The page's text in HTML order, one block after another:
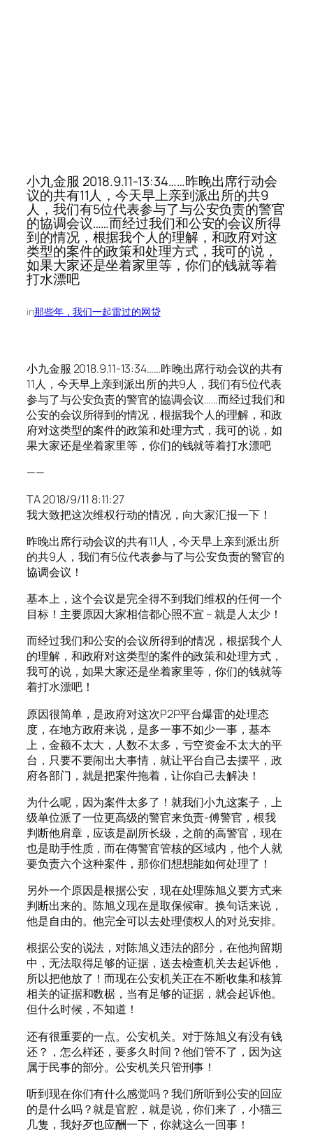
小九金服 2018.9.11-13:34……昨晚出席行动会
议的共有11人，今天早上亲到派出所的共9
人，我们有5位代表参与了与公安负责的警官
的協调会议……而经过我们和公安的会议所得
到的情况，根据我个人的理解，和政府对这
类型的案件的政策和处理方式，我可的说，
如果大家还是坐着家里等，你们的钱就等着
打水漂吧
in那些年，我们一起雷过的网贷
小九金服 2018.9.11-13:34……昨晚出席行动会议的共有
11人，今天早上亲到派出所的共9人，我们有5位代表
参与了与公安负责的警官的協调会议……而经过我们和
公安的会议所得到的情况，根据我个人的理解，和政
府对这类型的案件的政策和处理方式，我可的说，如
果大家还是坐着家里等，你们的钱就等着打水漂吧
——
TA 2018/9/11 8:11:27
我大致把这次维权行动的情况，向大家汇报一下！
昨晚出席行动会议的共有11人，今天早上亲到派出所
的共9人，我们有5位代表参与了与公安负责的警官的
協调会议！
基本上，这个会议是完全得不到我们维权的任何一个
目标！主要原因大家相信都心照不宣 – 就是人太少！
而经过我们和公安的会议所得到的情况，根据我个人
的理解，和政府对这类型的案件的政策和处理方式，
我可的说，如果大家还是坐着家里等，你们的钱就等
着打水漂吧！
原因很简单，是政府对这次P2P平台爆雷的处理态
度，在地方政府来说，是多一事不如少一事，基本
上，金额不太大，人数不太多，亏空资金不太大的平
台，只要不要闹出大事情，就让平台自己去摆平，政
府各部门，就是把案件拖着，让你自己去解决！
为什么呢，因为案件太多了！就我们小九这案子，上
级单位派了一位更高级的警官来负责-傅警官，根我
判断他肩章，应该是副所长级，之前的高警官，现在
也是助手性质，而在傳警官管核的区域内，他个人就
要负责六个这种案件，那你们想想能如何处理了！
另外一个原因是根据公安，现在处理陈旭义要方式来
判断出来的。陈旭义现在是取保候审。换句话来说，
他是自由的。他完全可以去处理债权人的对兑安排。
根据公安的说法，对陈旭义违法的部分，在他拘留期
中，无法取得足够的证据，送去檢查机关去起诉他，
所以把他放了！而现在公安机关正在不断收集和核算
相关的证据和数椐，当有足够的证据，就会起诉他。
但什么时候，不知道！
还有很重要的一点。公安机关。对于陈旭义有没有钱
还？，怎么样还，要多久时间？他们管不了，因为这
属于民事的部分。公安机关只管刑事！
听到现在你们有什么感觉吗？我们所听到公安的回应
的是什么吗？就是官腔，就是说，你们来了，小猫三
几隻，我好歹也应酬一下，你就这么一回事！